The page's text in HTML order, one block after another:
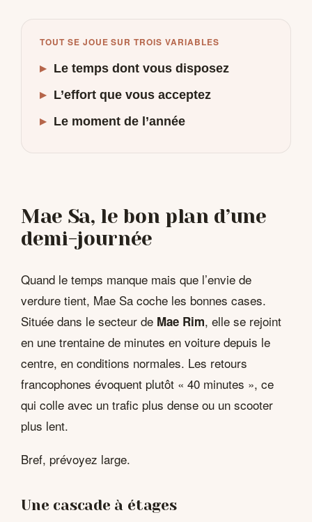
TOUT SE JOUE SUR TROIS VARIABLES
▸ Le temps dont vous disposez
▸ L’effort que vous acceptez
▸ Le moment de l’année
Mae Sa, le bon plan d’une
demi-journée
Quand le temps manque mais que l’envie de
verdure tient, Mae Sa coche les bonnes cases.
Située dans le secteur de Mae Rim, elle se rejoint
en une trentaine de minutes en voiture depuis le
centre, en conditions normales. Les retours
francophones évoquent plutôt « 40 minutes », ce
qui colle avec un trafic plus dense ou un scooter
plus lent.
Bref, prévoyez large.
Une cascade à étages